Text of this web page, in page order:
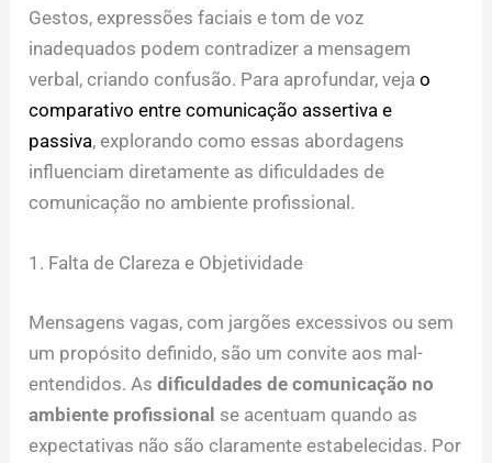
Gestos, expressões faciais e tom de voz
inadequados podem contradizer a mensagem
verbal, criando confusão. Para aprofundar, vejao
comparativo entre comunicação assertiva e
passiva, explorando como essas abordagens
influenciam diretamente as dificuldades de
comunicação no ambiente profissional.
1. Falta de Clareza e Objetividade
Mensagens vagas, com jargões excessivos ou sem
um propósito definido, são um convite aos mal-
entendidos. Asdificuldades de comunicação no
ambiente profissional se acentuam quando as
expectativas não são claramente estabelecidas. Por